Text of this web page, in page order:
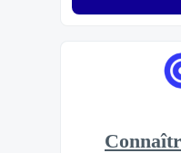
2023-04-06 -